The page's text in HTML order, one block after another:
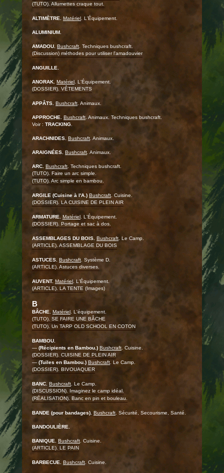
(TUTO). Allumettes craque tout.
ALTIMÈTRE. Matériel . L'Équipement.
ALUMINIUM.
AMADOU. Bushcraft . Techniques bushcraft.
(Discussion) méthodes pour utiliser l'amadouvier
ANGUILLE.
ANORAK. Matériel . L'Équipement.
(DOSSIER). VÊTEMENTS
APPÂTS. Bushcraft . Animaux.
APPROCHE. Bushcraft . Animaux. Techniques bushcraft.
Voir : TRACKING
ARACHNIDES. Bushcraft . Animaux.
ARAIGNÉES. Bushcraft . Animaux.
ARC. Bushcraft . Techniques bushcraft.
(TUTO). Faire un arc simple.
(TUTO). Arc simple en bambou.
ARGILE (Cuisine à l'A.) Bushcraft . Cuisine.
(DOSSIER). LA CUISINE DE PLEIN AIR
ARMATURE. Matériel . L'Équipement.
(DOSSIER). Portage et sac à dos.
ASSEMBLAGES DU BOIS. Bushcraft . Le Camp.
(ARTICLE). ASSEMBLAGE DU BOIS
ASTUCES. Bushcraft . Système D.
(ARTICLE). Astuces diverses.
AUVENT. Matériel . L'Équipement.
(ARTICLE). LA TENTE (Images)
B
BÂCHE. Matériel . L'équipement.
(TUTO). SE FAIRE UNE BÂCHE
(TUTO). Un TARP OLD SCHOOL EN COTON
BAMBOU.
— (Récipients en Bambou.) Bushcraft . Cuisine.
(DOSSIER). CUISINE DE PLEIN AIR
— (Tuiles en Bambou.) Bushcraft . Le Camp.
(DOSSIER). BIVOUAQUER
BANC. Bushcraft . Le Camp.
(DISCUSSION). Imaginez le camp idéal.
(RÉALISATION). Banc en pin et bouleau.
BANDE (pour bandages). Bushcraft . Sécurité, Secourisme, Santé.
BANDOULIÈRE.
BANIQUE. Bushcraft . Cuisine.
(ARTICLE). LE PAIN
BARBECUE. Bushcraft . Cuisine.